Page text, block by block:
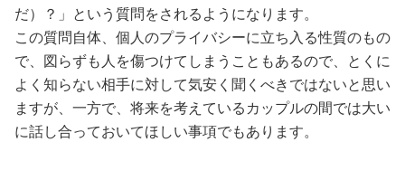
だ）？」という質問をされるようになります。
この質問自体、個人のプライバシーに立ち入る性質のもの
で、図らずも人を傷つけてしまうこともあるので、とくに
よく知らない相手に対して気安く聞くべきではないと思い
ますが、一方で、将来を考えているカップルの間では大い
に話し合っておいてほしい事項でもあります。